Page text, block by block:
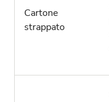
Cartone
strappato